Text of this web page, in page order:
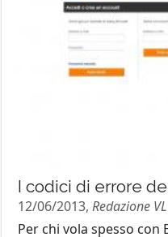
I codici di errore
12/06/2013, Redazione VL
Per chi vola spesso con